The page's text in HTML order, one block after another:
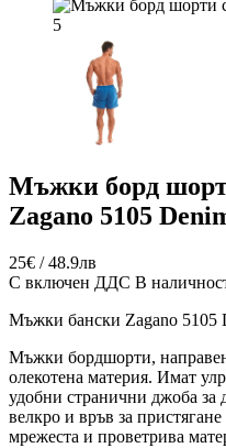
Мъжки борд
Zagano 5105
25€ / 48.9лв
С включен ДДС В
Мъжки бански Zagano 5105
Мъжки бордшорти,
олекотена материя. Имат
удобни странични джоба за
велкро и връв за
мрежеста и проветрива